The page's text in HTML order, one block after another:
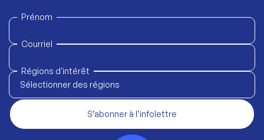
Prénom
Courriel
Régions d'intérêt
Sélectionner des régions
S’abonner à l’infolettre